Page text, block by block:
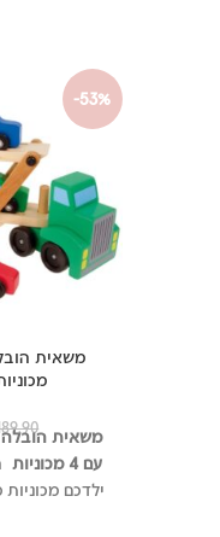
-53%
משאית הובלה
עם 4 מכוניות
ילדכם